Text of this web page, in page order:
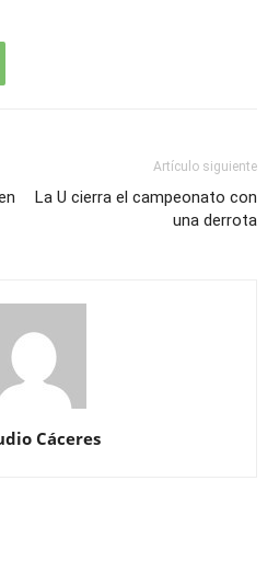
Artículo siguiente
La U cierra el campeonato con
una derrota
Cáceres